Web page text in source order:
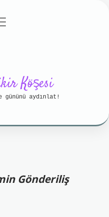
Politikası
Köşesi
aydınlat!
Gönderiliş